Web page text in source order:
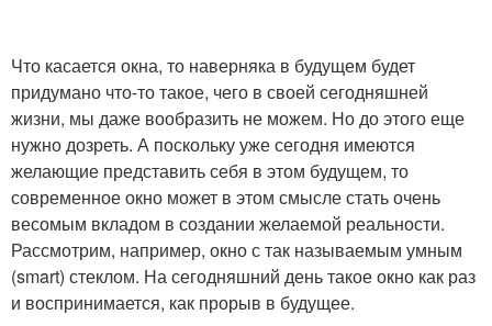
Что касается окна, то наверняка в будущем будет
придумано что-то такое, чего в своей сегодняшней
жизни, мы даже вообразить не можем. Но до этого еще
нужно дозреть. А поскольку уже сегодня имеются
желающие представить себя в этом будущем, то
современное окно может в этом смысле стать очень
весомым вкладом в создании желаемой реальности.
Рассмотрим, например, окно с так называемым умным
(smart) стеклом. На сегодняшний день такое окно как раз
и воспринимается, как прорыв в будущее.